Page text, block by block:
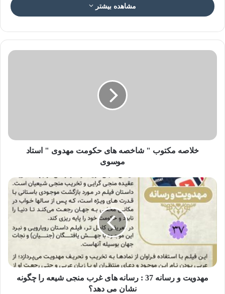
عکس نوشته اخلاق مهدوی ۳۶
اخلاق مهدوی ۳۶ : زیر درخت گلابی، گلابی
🔹 یکی از مردان نیک خدا نقل می‌کرد که در مسیری به باغی
رسیدم که درخت گلابی داشت. در زیر این درخت، خواستم گلابی
بخورم، به فکر رفتم که اگر کسی مرا در این حالت ببیند، می‌گوید
فلانی از میوه مردم می‌خورد، پس از خوردن آن منصرف شدم.
🔸 امام علی می‌فرمایند: «کسى که خود را در معرض اتهام و
مشاهده بیشتر
خلاصه مکتوب " شاخصه های حکومت مهدوی " استاد
موسوی
مهدویت و رسانه 37 : رسانه های غرب منجی شیعه را چگونه
نشان می دهد؟